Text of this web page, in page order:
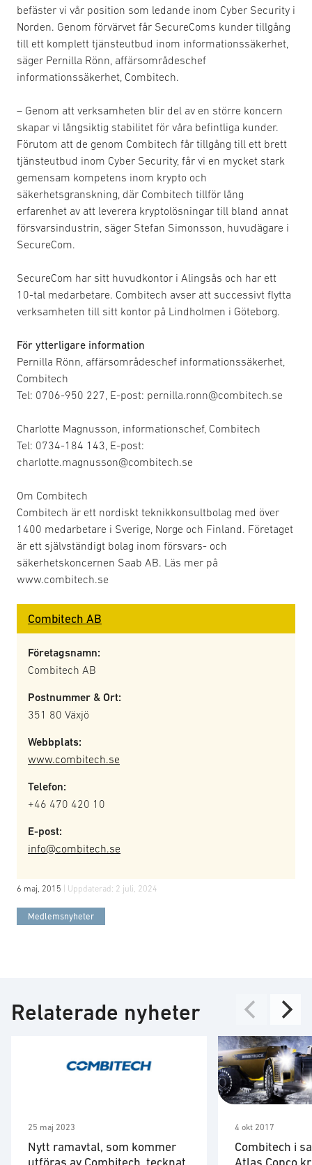
befäster vi vår position som ledande inom Cyber Security i
Norden. Genom förvärvet får SecureComs kunder tillgång
till ett komplett tjänsteutbud inom informationssäkerhet,
säger Pernilla Rönn, affärsområdeschef
informationssäkerhet, Combitech.
– Genom att verksamheten blir del av en större koncern
skapar vi långsiktig stabilitet för våra befintliga kunder.
Förutom att de genom Combitech får tillgång till ett brett
tjänsteutbud inom Cyber Security, får vi en mycket stark
gemensam kompetens inom krypto och
säkerhetsgranskning, där Combitech tillför lång
erfarenhet av att leverera kryptolösningar till bland annat
försvarsindustrin, säger Stefan Simonsson, huvudägare i
SecureCom.
SecureCom har sitt huvudkontor i Alingsås och har ett
10-tal medarbetare. Combitech avser att successivt flytta
verksamheten till sitt kontor på Lindholmen i Göteborg.
För ytterligare information
Pernilla Rönn, affärsområdeschef informationssäkerhet,
Combitech
Tel: 0706-950 227, E-post: pernilla.ronn@combitech.se
Charlotte Magnusson, informationschef, Combitech
Tel: 0734-184 143, E-post:
charlotte.magnusson@combitech.se
Om Combitech
Combitech är ett nordiskt teknikkonsultbolag med över
1400 medarbetare i Sverige, Norge och Finland. Företaget
är ett självständigt bolag inom försvars- och
säkerhetskoncernen Saab AB. Läs mer på
www.combitech.se
Combitech AB
Företagsnamn:
Combitech AB
Postnummer & Ort:
351 80 Växjö
Webbplats:
www.combitech.se
Telefon:
+46 470 420 10
E-post:
info@combitech.se
6 maj, 2015 | Uppdaterad: 2 juli, 2024
Medlemsnyheter
Relaterade nyheter
25 maj 2023
Nytt ramavtal, som kommer
4 okt 2017
Combitech i